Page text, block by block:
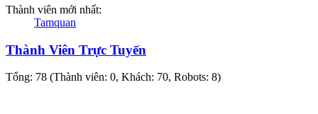
Thành viên mới nhất:
Tamquan
Thành Viên Trực Tuyến
Tổng: 78 (Thành viên: 0, Khách: 70, Robots: 8)